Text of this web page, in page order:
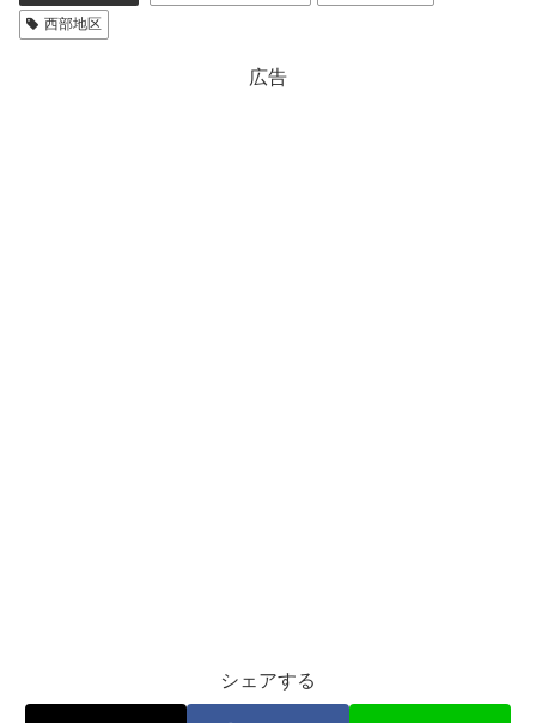
西部地区
広告
シェアする